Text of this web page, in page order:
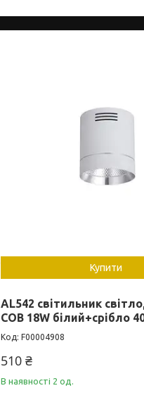
Купити
AL542 свiтильник
COB 18W білий+срібло
F00004908
510 ₴
В наявності 2 од.